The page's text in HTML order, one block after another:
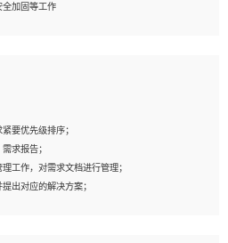
全加固等工作
3年以上相关工作经验；
任一种，熟练使用Ansible
原理、部署以及故障处理，如：Mysql、
、KVM
见的网络协议，如TCP/IP，转发原理，路由优
要优先级排序；
求报告；
工作，对需求文档进行管理；
出对应的解决方案；